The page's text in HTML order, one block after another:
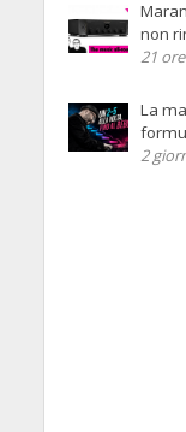
non
21
La
2